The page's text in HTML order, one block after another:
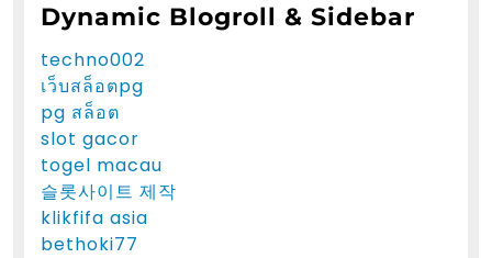
Dynamic Blogroll & Sidebar
techno002
เว็บสล็อตpg
pg สล็อต
slot gacor
togel macau
슬롯사이트 제작
klikfifa asia
bethoki77